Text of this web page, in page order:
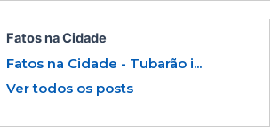
Fatos na Cidade
Fatos na Cidade - Tubarão i...
Ver todos os posts